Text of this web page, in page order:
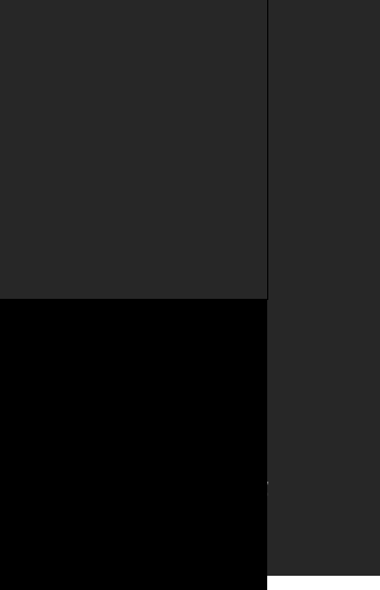
Quốc
Thực hiện Hải Thuỵ